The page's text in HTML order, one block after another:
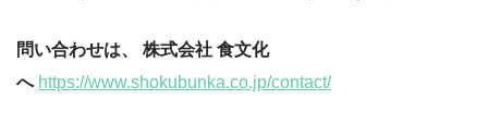
問い合わせは、 株式会社 食文化
へ https://www.shokubunka.co.jp/contact/